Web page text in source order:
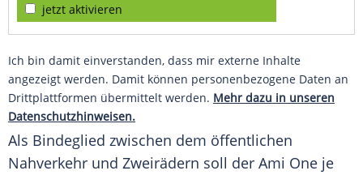
jetzt aktivieren
Ich bin damit einverstanden, dass mir externe Inhalte
angezeigt werden. Damit können personenbezogene Daten an
Drittplattformen übermittelt werden. Mehr dazu in unseren
Datenschutzhinweisen.
Als Bindeglied zwischen dem öffentlichen
Nahverkehr und Zweirädern soll der Ami One je